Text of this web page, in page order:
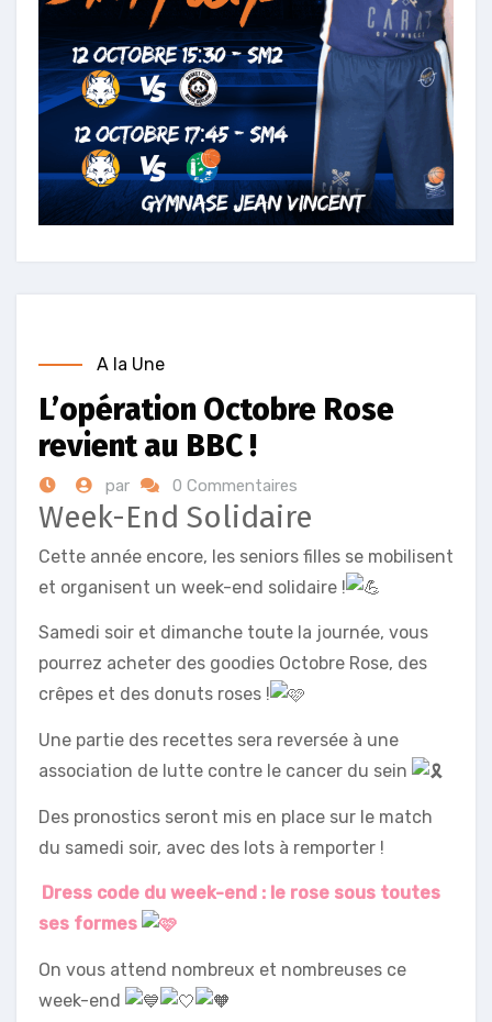
A la Une
L’opération Octobre Rose
revient au BBC !
par 0 Commentaires
Week-End Solidaire
Cette année encore, les seniors filles se mobilisent
et organisent un week-end solidaire !
Samedi soir et dimanche toute la journée, vous
pourrez acheter des goodies Octobre Rose, des
crêpes et des donuts roses !
Une partie des recettes sera reversée à une
association de lutte contre le cancer du sein
Des pronostics seront mis en place sur le match
du samedi soir, avec des lots à remporter !
Dress code du week-end : le rose sous toutes
ses formes
On vous attend nombreux et nombreuses ce
week-end